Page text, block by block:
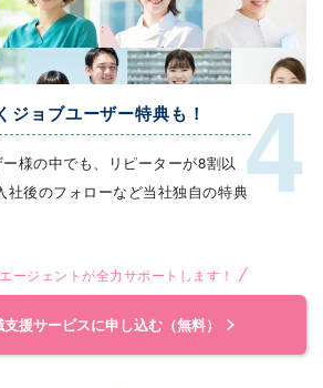
4
ジョブユーザー特典も！
様の中でも、リピーターが8割以
社後のフォローなど当社独自の特典
ージェントが全力サポートします！
援サービスに申し込む（無料）